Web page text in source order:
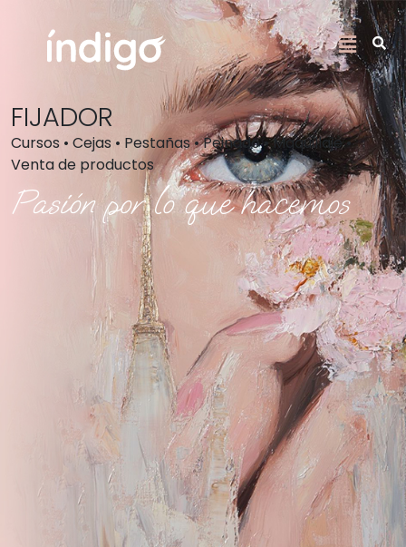
FIJADOR
Cursos • Cejas • Pestañas • Peinado • Maquillaje •
Venta de productos
Pasión por lo que hacemos